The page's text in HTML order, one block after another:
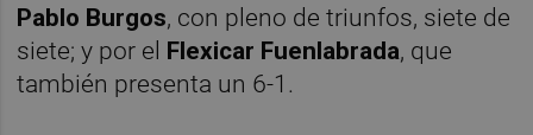
Pablo Burgos, con pleno de triunfos, siete de
siete; y por el Flexicar Fuenlabrada, que
también presenta un 6-1.